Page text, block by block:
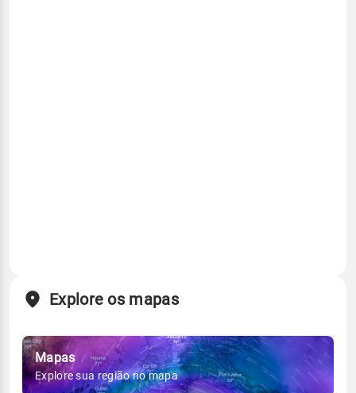
Explore os mapas
Mapas
Explore sua região no mapa